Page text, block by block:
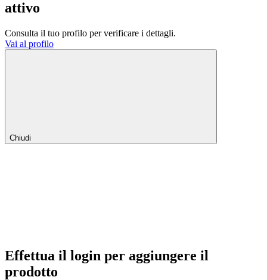
attivo
Consulta il tuo profilo per verificare i dettagli.
Vai al profilo
Chiudi
Effettua il login per aggiungere il
prodotto